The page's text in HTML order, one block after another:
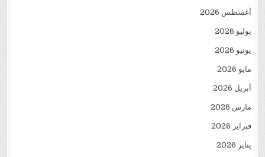
أغسطس 2026
يوليو 2026
يونيو 2026
مايو 2026
أبريل 2026
مارس 2026
فبراير 2026
يناير 2026